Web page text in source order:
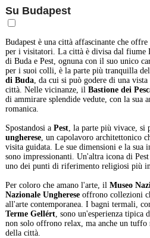
Su Budapest
Budapest è una città affascinante che
per i visitatori. La città è divisa dal fiume
di Buda e Pest, ognuna con il suo unico
per i suoi colli, è la parte più tranquilla
di Buda, da cui si può godere di una
città. Nelle vicinanze, il Bastione dei
di ammirare splendide vedute, con la sua
romanica.
Spostandosi a Pest, la parte più vivace, si
ungherese, un capolavoro architettonico
visita guidata. Le sue dimensioni e la sua
sono impressionanti. Un'altra icona di
uno dei punti di riferimento religiosi più
Per coloro che amano l'arte, il Museo
Nazionale Unghereseoffrono collezioni
all'arte contemporanea. I bagni termali,
Terme Gellért, sono un'esperienza tipica
non solo offrono relax, ma anche un tuffo
della città.